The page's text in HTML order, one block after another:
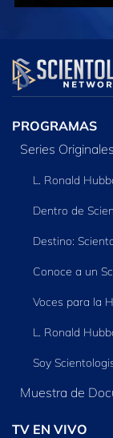
VE
PROGRAMAS
Series Originales
L. Ronald
Dentro de
Destino:
Conoce a un
Voces para la
L. Ronald
Soy
Muestra de
TV EN VIVO